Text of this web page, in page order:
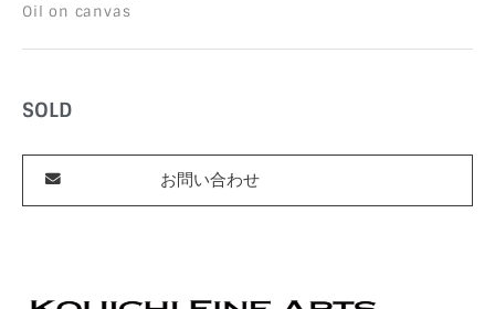
Oil on canvas
SOLD
お問い合わせ